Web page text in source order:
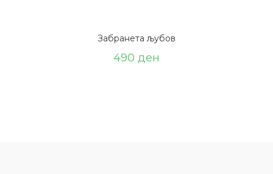
Забранета љубов
490 ден